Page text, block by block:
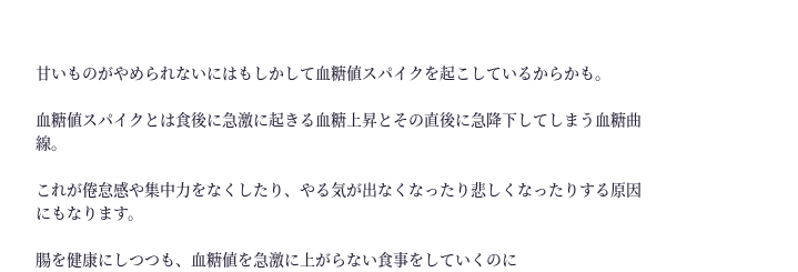
甘いものがやめられないにはもしかして血糖値スパイクを起こしているからかも。
血糖値スパイクとは食後に急激に起きる血糖上昇とその直後に急降下してしまう血糖曲
線。
これが倦怠感や集中力をなくしたり、やる気が出なくなったり悲しくなったりする原因
にもなります。
腸を健康にしつつも、血糖値を急激に上がらない食事をしていくのに